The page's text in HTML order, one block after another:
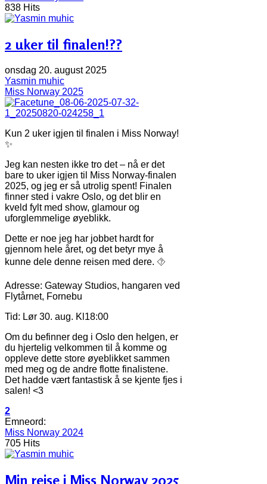
838 Hits
2 uker til finalen!??
onsdag 20. august 2025
Yasmin muhic
Miss Norway 2025
Kun 2 uker igjen til finalen i Miss Norway!
✨
Jeg kan nesten ikke tro det – nå er det
bare to uker igjen til Miss Norway-finalen
2025, og jeg er så utrolig spent! Finalen
finner sted i vakre Oslo, og det blir en
kveld fylt med show, glamour og
uforglemmelige øyeblikk.
Dette er noe jeg har jobbet hardt for
gjennom hele året, og det betyr mye å
kunne dele denne reisen med dere. ⯑
Adresse: Gateway Studios, hangaren ved
Flytårnet, Fornebu
Tid: Lør 30. aug. Kl18:00
Om du befinner deg i Oslo den helgen, er
du hjertelig velkommen til å komme og
oppleve dette store øyeblikket sammen
med meg og de andre flotte finalistene.
Det hadde vært fantastisk å se kjente fjes i
salen! <3
2
Emneord:
Miss Norway 2024
705 Hits
Min reise i Miss Norway 2025